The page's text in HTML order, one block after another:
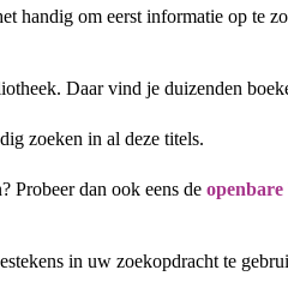
handig om eerst informatie op te
Daar vind je duizenden
zoeken in al deze titels.
Probeer dan ook eens de
in uw zoekopdracht te